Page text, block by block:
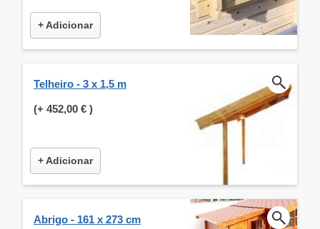
+ Adicionar
Telheiro - 3 x 1,5 m
(+ 452,00 € )
+ Adicionar
Abrigo - 161 x 273 cm